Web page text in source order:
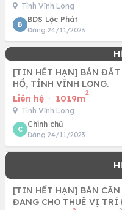
Tỉnh Vĩnh Long
B
BDS Lộc Phát
Đăng 24/11/2023
[TIN HẾT HẠN] BÁN ĐẤT
HỒ, TỈNH VĨNH LONG.
Liên hệ · 1019m
2
Tỉnh Vĩnh Long
C
Chính chủ
Đăng 24/11/2023
[TIN HẾT HẠN] BÁN
ĐANG CHO THUÊ VỊ